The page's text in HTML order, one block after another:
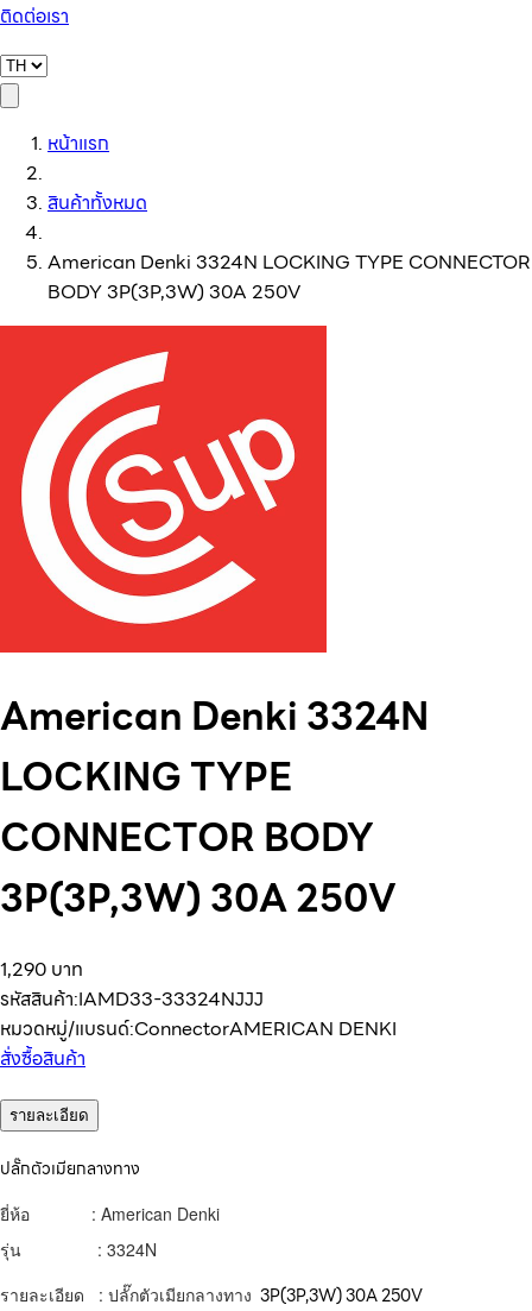
ติดต่อเรา
หน้าแรก
สินค้าทั้งหมด
American Denki 3324N LOCKING TYPE CONNECTOR
BODY 3P(3P,3W) 30A 250V
American Denki 3324N
LOCKING TYPE
CONNECTOR BODY
3P(3P,3W) 30A 250V
1,290 บาท
รหัสสินค้า:IAMD33-33324NJJJ
หมวดหมู่/แบรนด์:ConnectorAMERICAN DENKI
สั่งซื้อสินค้า
รายละเอียด
ปลั๊กตัวเมียกลางทาง
ยี่ห้อ : American Denki
รุ่น : 3324N
รายละเอียด : ปลั๊กตัวเมียกลางทาง 3P(3P,3W) 30A 250V